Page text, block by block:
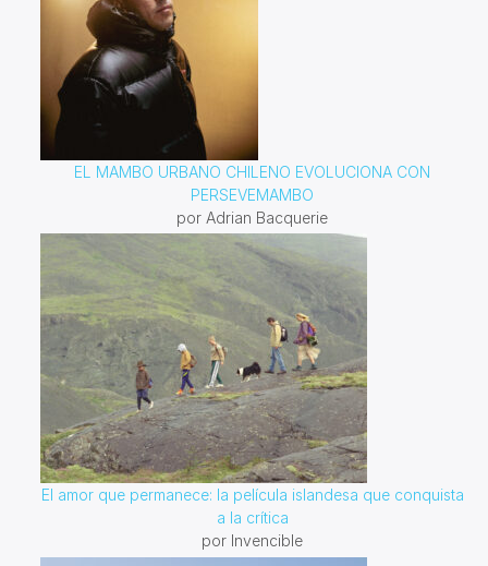
EL MAMBO URBANO CHILENO EVOLUCIONA CON
PERSEVEMAMBO
por Adrian Bacquerie
El amor que permanece: la película islandesa que conquista
a la crítica
por Invencible